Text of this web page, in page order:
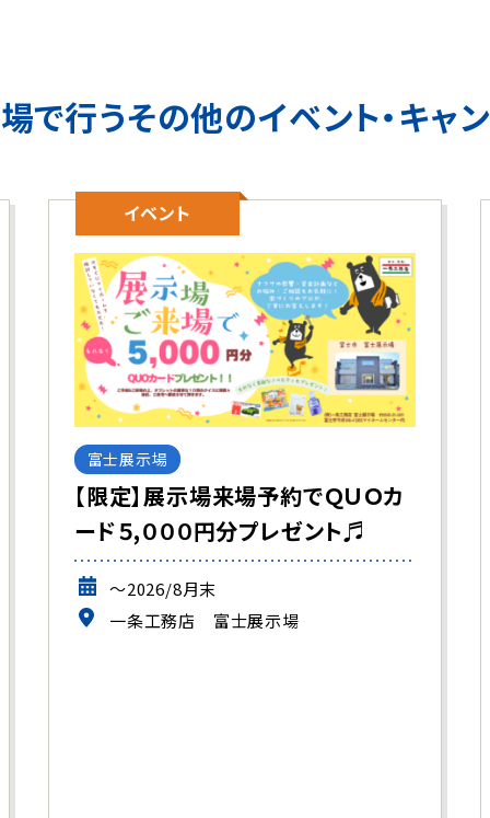
で行うその他のイベント・キャ
イベント
富士展示場
【限定】展示場来場予約でＱＵＯカ
ード５,０００円分プレゼント♬
～2026/8月末
一条工務店 富士展示場